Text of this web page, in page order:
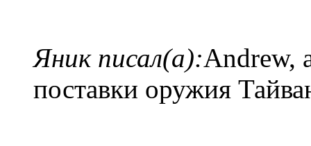
Яник писал(а):Andrew,
поставки оружия